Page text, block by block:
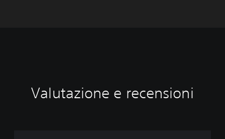
Valutazione e recensioni